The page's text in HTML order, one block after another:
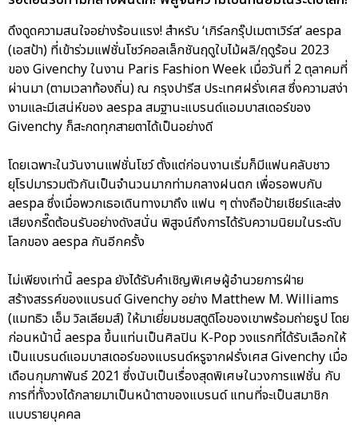
ดึงดูดความสนใจอย่างร้อนแรง! สำหรับ ‘เกิร์ลกรุ๊ปเมตาเวิร์ส’ aespa
(เอสป้า) ที่เข้าร่วมแฟชั่นโชว์คอลเล็กชันฤดูใบไม้ผลิ/ฤดูร้อน 2023
ของ Givenchy ในงาน Paris Fashion Week เมื่อวันที่ 2 ตุลาคมที่
ผ่านมา (ตามเวลาท้องถิ่น) ณ กรุงปารีส ประเทศฝรั่งเศส ซึ่งความสง่า
งามและมีเสน่ห์ของ aespa สมฐานะแบรนด์แอมบาสเดอร์ของ
Givenchy ก็สะกดทุกสายตาได้เป็นอย่างดี
โดยเฉพาะในวันงานแฟชั่นโชว์ ตั้งแต่ก่อนงานเริ่มก็มีแฟนคลับชาว
ยุโรปมารวมตัวกันเป็นจำนวนมากท่ามกลางฝนตก เพื่อรอพบกับ
aespa ซึ่งเมื่อพวกเธอเดินทางมาถึง แฟน ๆ ต่างถือป้ายเชียร์และส่ง
เสียงกรี๊ดต้อนรับอย่างดังสนั่น พิสูจน์ถึงการได้รับความนิยมในระดับ
โลกของ aespa กันอีกครั้ง
ไม่เพียงเท่านี้ aespa ยังได้รับคำเชิญพิเศษผู้อำนวยการฝ่าย
สร้างสรรค์ของแบรนด์ Givenchy อย่าง Matthew M. Williams
(แมทธิว เอ็ม วิลเลียมส์) ให้มาเยี่ยมชมสตูดิโอของเขาพร้อมถ่ายรูป โดย
ก่อนหน้านี้ aespa ขึ้นแท่นเป็นศิลปิน K-Pop วงแรกที่ได้รับเลือกให้
เป็นแบรนด์แอมบาสเดอร์ของแบรนด์หรูจากฝรั่งเศส Givenchy เมื่อ
เดือนกุมภาพันธ์ 2021 ซึ่งนับเป็นเรื่องสุดพิเศษในวงการแฟชั่น กับ
การที่ทั้งวงได้กลายมาเป็นหน้าตาของแบรนด์ แทนที่จะเป็นสมาชิก
แบบรายบุคคล